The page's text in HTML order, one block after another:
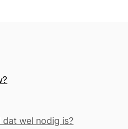
wel nodig is?